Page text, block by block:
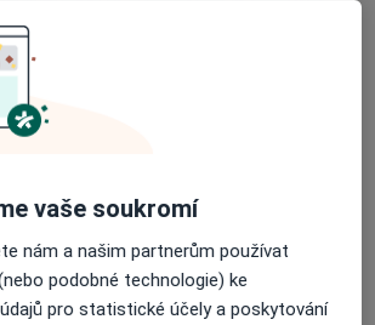
online kalendář není aktivní
situaci udělat?
návštěvy)
Víceo adrese
vaše soukromí
nám a našim partnerům používat
podobné technologie) ke
pro statistické účely a poskytování